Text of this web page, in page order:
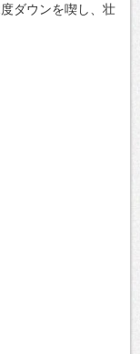
ダウンを喫し、壮